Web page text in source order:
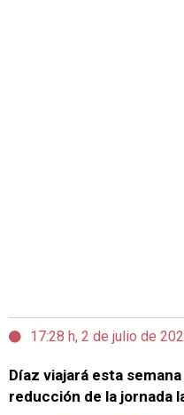
17:28 h, 2 de julio de
Díaz viajará esta
reducción de la jornada